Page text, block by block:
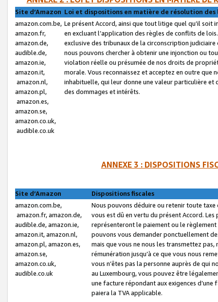
Site d’Amazon Loi et dispositions en matière de résolution
amazon.com.be,
amazon.fr,
amazon.de,
audible.de,
amazon.ie,
amazon.it,
amazon.nl,
amazon.pl,
amazon.es,
amazon.se,
amazon.co.uk,
audible.co.uk
Le présent Accord, ainsi que tout litige quel qu’il soit
en excluant l’application des règles de conflits de
exclusive des tribunaux de la circonscription
nous pouvons chercher à obtenir une injonction ou
violation réelle ou présumée de nos droits de
morale. Vous reconnaissez et acceptez en outre que
inhabituelle, qui leur donne une valeur particulière
des dommages et intérêts.
ANNEXE 3 : DISPOSITIONS
Site d’Amazon
Dispositions fiscales
amazon.com.be,
amazon.fr, amazon.de,
audible.de, amazon.ie,
amazon.it, amazon.nl,
amazon.pl, amazon.es,
amazon.se,
amazon.co.uk,
audible.co.uk
Nous pouvons déduire ou retenir toute
vous est dû en vertu du présent Accord.
représenteront le paiement ou le
pouvons vous demander ponctuellement
mais que vous ne nous les transmettez
rémunération jusqu’à ce que vous nous
vous n’êtes pas la personne auprès de qui
au Luxembourg, vous pouvez être
une facture répondant aux exigences
paiera la TVA applicable.